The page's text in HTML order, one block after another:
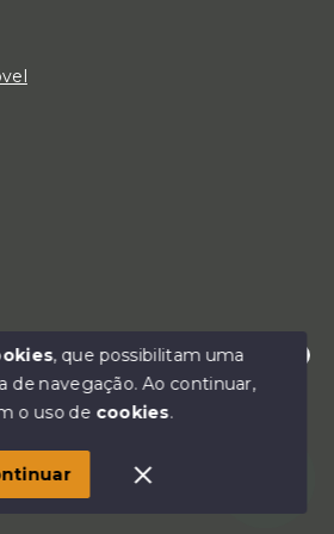
corretores e encontre
Negócios Imobiliários - Todos
, que possibilitam uma
de navegação.Ao continuar,
o uso de cookies.